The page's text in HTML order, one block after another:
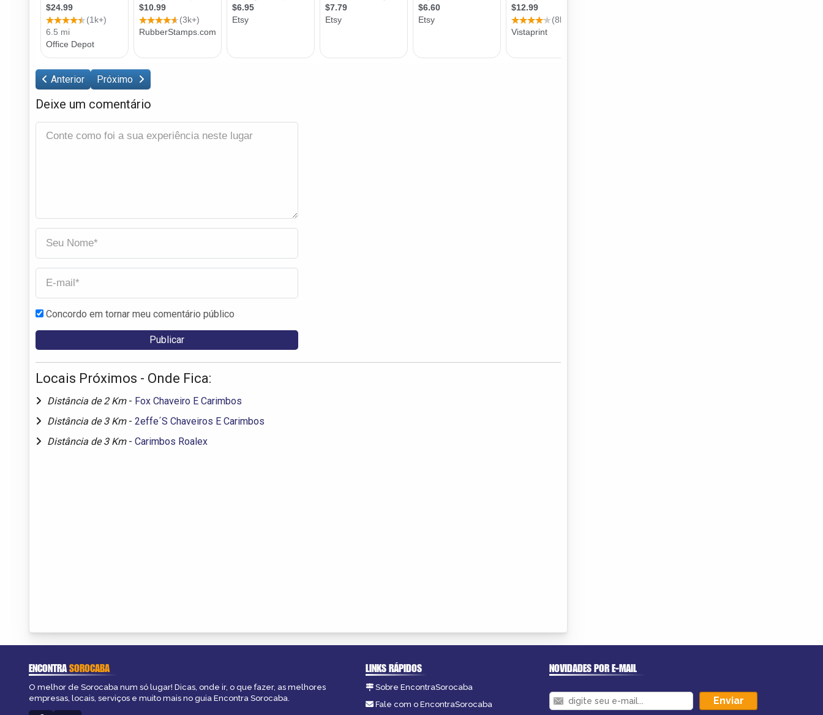
Anterior Próximo
Deixe um comentário
Concordo em tornar meu comentário público
Locais Próximos - Onde Fica:
Distância de 2 Km - Fox Chaveiro E Carimbos
Distância de 3 Km - 2effe´S Chaveiros E Carimbos
Distância de 3 Km - Carimbos Roalex
ENCONTRASOROCABA
O melhor de Sorocaba num só lugar! Dicas, onde ir, o que fazer, as melhores
empresas, locais, serviços e muito mais no guia Encontra Sorocaba.
LINKS RÁPIDOS
Sobre EncontraSorocaba
Fale com o EncontraSorocaba
NOVIDADES POR E-MAIL